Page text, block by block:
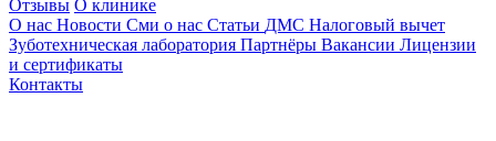
Отзывы О клинике
О нас Новости Сми о нас Статьи ДМС Налоговый вычет
Зуботехническая лаборатория Партнёры Вакансии Лицензии
и сертификаты
Контакты